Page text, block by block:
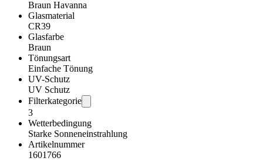
Braun Havanna
Glasmaterial
CR39
Glasfarbe
Braun
Tönungsart
Einfache Tönung
UV-Schutz
UV Schutz
Filterkategorie
3
Wetterbedingung
Starke Sonneneinstrahlung
Artikelnummer
1601766